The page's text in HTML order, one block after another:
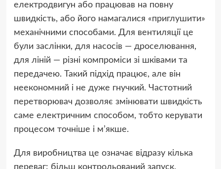
електродвигун або працював на повну
швидкість, або його намагалися «приглушити»
механічними способами. Для вентиляції це
були заслінки, для насосів — дроселювання,
для ліній — різні компроміси зі шківами та
передачею. Такий підхід працює, але він
неекономний і не дуже гнучкий. Частотний
перетворювач дозволяє змінювати швидкість
саме електричним способом, тобто керувати
процесом точніше і м’якше.
Для виробництва це означає відразу кілька
переваг: більш контрольований запуск,